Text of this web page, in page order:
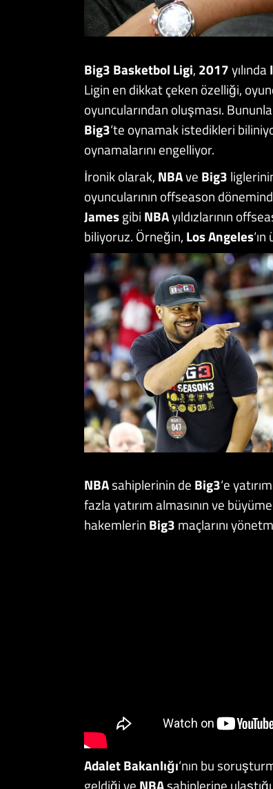
Big3 Basketbol Ligi, 2017yılında
Ligin en dikkat çeken özelliği,
oyuncularından oluşması.
Big3‘te oynamak istedikleri
oynamalarını engelliyor.
İronik olarak, NBAve Big3
oyuncularının offseason
Jamesgibi NBAyıldızlarının
biliyoruz. Örneğin, Los Angeles
NBAsahiplerinin de Big3‘e
fazla yatırım almasının ve
hakemlerin Big3 maçlarını
Adalet Bakanlığı‘nın bu